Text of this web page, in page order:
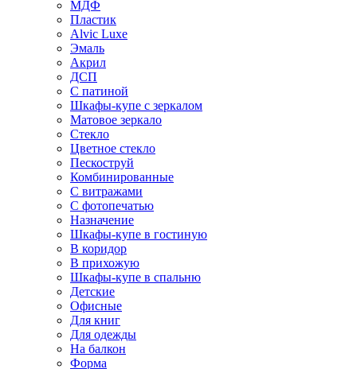
МДФ
Пластик
Alvic Luxe
Эмаль
Акрил
ДСП
С патиной
Шкафы-купе с зеркалом
Матовое зеркало
Стекло
Цветное стекло
Пескоструй
Комбинированные
С витражами
С фотопечатью
Назначение
Шкафы-купе в гостиную
В коридор
В прихожую
Шкафы-купе в спальню
Детские
Офисные
Для книг
Для одежды
На балкон
Форма